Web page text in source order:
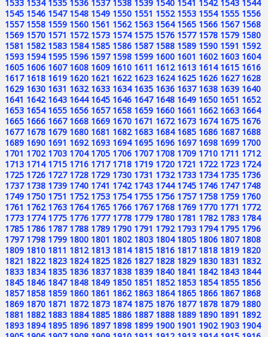
1533 1534 1535 1536 1537 1538 1539 1540 1541 1542 1543 1544
1545 1546 1547 1548 1549 1550 1551 1552 1553 1554 1555 1556
1557 1558 1559 1560 1561 1562 1563 1564 1565 1566 1567 1568
1569 1570 1571 1572 1573 1574 1575 1576 1577 1578 1579 1580
1581 1582 1583 1584 1585 1586 1587 1588 1589 1590 1591 1592
1593 1594 1595 1596 1597 1598 1599 1600 1601 1602 1603 1604
1605 1606 1607 1608 1609 1610 1611 1612 1613 1614 1615 1616
1617 1618 1619 1620 1621 1622 1623 1624 1625 1626 1627 1628
1629 1630 1631 1632 1633 1634 1635 1636 1637 1638 1639 1640
1641 1642 1643 1644 1645 1646 1647 1648 1649 1650 1651 1652
1653 1654 1655 1656 1657 1658 1659 1660 1661 1662 1663 1664
1665 1666 1667 1668 1669 1670 1671 1672 1673 1674 1675 1676
1677 1678 1679 1680 1681 1682 1683 1684 1685 1686 1687 1688
1689 1690 1691 1692 1693 1694 1695 1696 1697 1698 1699 1700
1701 1702 1703 1704 1705 1706 1707 1708 1709 1710 1711 1712
1713 1714 1715 1716 1717 1718 1719 1720 1721 1722 1723 1724
1725 1726 1727 1728 1729 1730 1731 1732 1733 1734 1735 1736
1737 1738 1739 1740 1741 1742 1743 1744 1745 1746 1747 1748
1749 1750 1751 1752 1753 1754 1755 1756 1757 1758 1759 1760
1761 1762 1763 1764 1765 1766 1767 1768 1769 1770 1771 1772
1773 1774 1775 1776 1777 1778 1779 1780 1781 1782 1783 1784
1785 1786 1787 1788 1789 1790 1791 1792 1793 1794 1795 1796
1797 1798 1799 1800 1801 1802 1803 1804 1805 1806 1807 1808
1809 1810 1811 1812 1813 1814 1815 1816 1817 1818 1819 1820
1821 1822 1823 1824 1825 1826 1827 1828 1829 1830 1831 1832
1833 1834 1835 1836 1837 1838 1839 1840 1841 1842 1843 1844
1845 1846 1847 1848 1849 1850 1851 1852 1853 1854 1855 1856
1857 1858 1859 1860 1861 1862 1863 1864 1865 1866 1867 1868
1869 1870 1871 1872 1873 1874 1875 1876 1877 1878 1879 1880
1881 1882 1883 1884 1885 1886 1887 1888 1889 1890 1891 1892
1893 1894 1895 1896 1897 1898 1899 1900 1901 1902 1903 1904